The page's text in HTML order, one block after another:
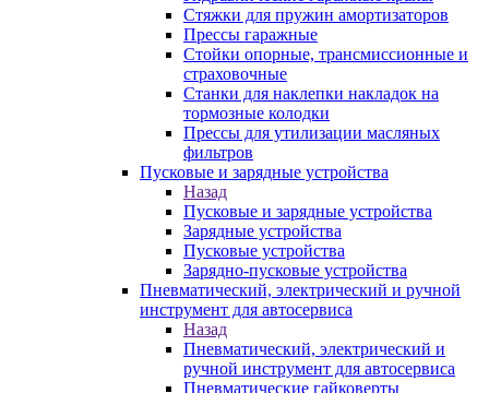
Стяжки для пружин амортизаторов
Прессы гаражные
Стойки опорные, трансмиссионные и
страховочные
Станки для наклепки накладок на
тормозные колодки
Прессы для утилизации масляных
фильтров
Пусковые и зарядные устройства
Назад
Пусковые и зарядные устройства
Зарядные устройства
Пусковые устройства
Зарядно-пусковые устройства
Пневматический, электрический и ручной
инструмент для автосервиса
Назад
Пневматический, электрический и
ручной инструмент для автосервиса
Пневматические гайковерты